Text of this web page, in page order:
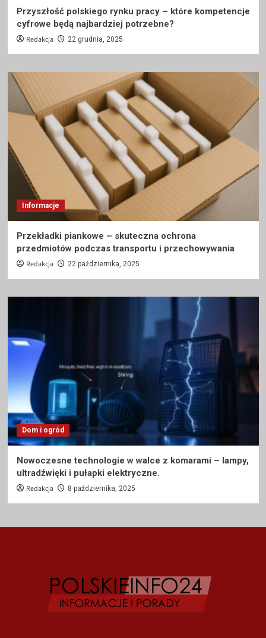
Przyszłość polskiego rynku pracy – które kompetencje
cyfrowe będą najbardziej potrzebne?
Redakcja 22 grudnia, 2025
Informacje
Przekładki piankowe – skuteczna ochrona
przedmiotów podczas transportu i przechowywania
Redakcja 22 października, 2025
Dom i ogród
Nowoczesne technologie w walce z komarami – lampy,
ultradźwięki i pułapki elektryczne.
Redakcja 8 października, 2025